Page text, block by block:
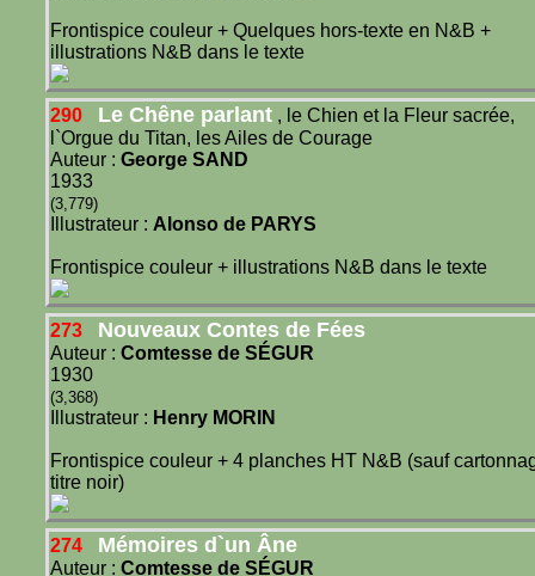
Frontispice couleur + Quelques hors-texte en N&B +
illustrations N&B dans le texte
290 Le Chêne parlant , le Chien et la Fleur sacrée,
l`Orgue du Titan, les Ailes de Courage
Auteur : George SAND
1933
(3,779)
Illustrateur : Alonso de PARYS
Frontispice couleur + illustrations N&B dans le texte
273 Nouveaux Contes de Fées
Auteur : Comtesse de SÉGUR
1930
(3,368)
Illustrateur : Henry MORIN
Frontispice couleur + 4 planches HT N&B (sauf
titre noir)
274 Mémoires d`un Âne
Auteur : Comtesse de SÉGUR